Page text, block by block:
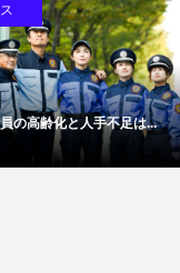
の高齢化と人手不足は...